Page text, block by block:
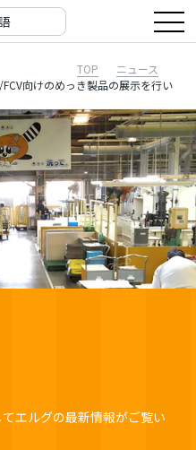
TOP
ニュース
向けのめっき製品の展示を行い
エルグの最新情報がご覧い